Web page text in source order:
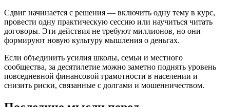
Сдвиг начинается с решения — включить одну тему в курс,
провести одну практическую сессию или научиться читать
договоры. Эти действия не требуют миллионов, но они
формируют новую культуру мышления о деньгах.
Если объединить усилия школы, семьи и местного
сообщества, за десятилетие можно заметно поднять уровень
повседневной финансовой грамотности в населении и
снизить риски, связанные с долгами и мошенничеством.